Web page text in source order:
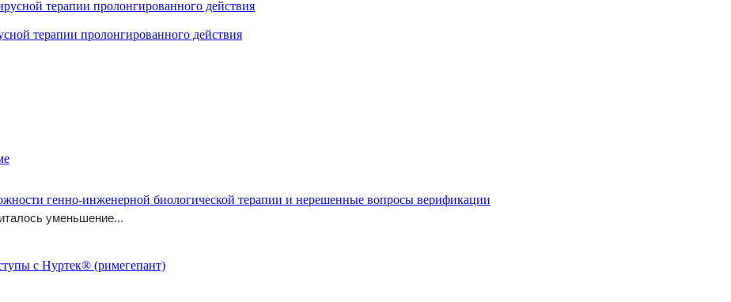
терапии пролонгированного действия
klapana-u-85-letnego-muzhchiny/
генно-инженерной биологической терапии и нерешенные вопросы верификации
уменьшение...